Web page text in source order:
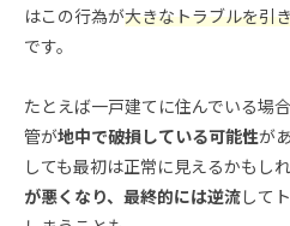
はこの行為が大きなトラブルを引
です。
たとえば一戸建てに住んでいる場
管が地中で破損している可能性が
しても最初は正常に見えるかもし
が悪くなり、最終的には逆流して